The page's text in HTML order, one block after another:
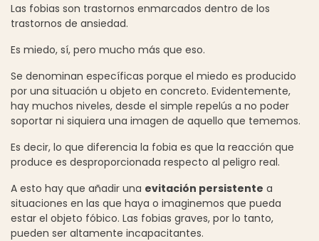
Las fobias son trastornos enmarcados dentro de los
trastornos de ansiedad.
Es miedo, sí, pero mucho más que eso.
Se denominan específicas porque el miedo es producido
por una situación u objeto en concreto. Evidentemente,
hay muchos niveles, desde el simple repelús a no poder
soportar ni siquiera una imagen de aquello que tememos.
Es decir, lo que diferencia la fobia es que la reacción que
produce es desproporcionada respecto al peligro real.
A esto hay que añadir una evitación persistente a
situaciones en las que haya o imaginemos que pueda
estar el objeto fóbico. Las fobias graves, por lo tanto,
pueden ser altamente incapacitantes.